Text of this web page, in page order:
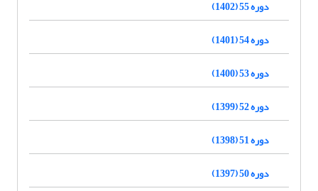
دوره 55 (1402)
دوره 54 (1401)
دوره 53 (1400)
دوره 52 (1399)
دوره 51 (1398)
دوره 50 (1397)